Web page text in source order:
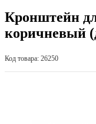
Кронштейн
коричневый
Код товара: 26250